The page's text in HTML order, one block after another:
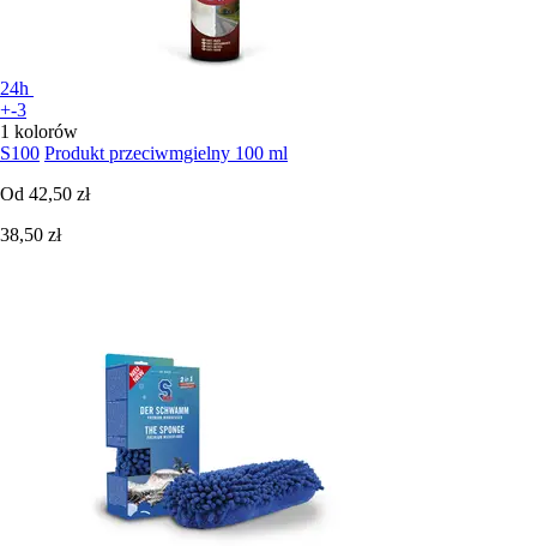
24h
+-3
1 kolorów
S100 Produkt przeciwmgielny 100 ml
Od 42,50 zł
38,50 zł